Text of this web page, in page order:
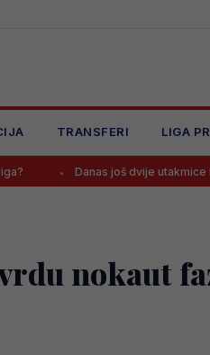
TRANSFERI LIGA
još dvije utakmice Premijer lige
nokaut